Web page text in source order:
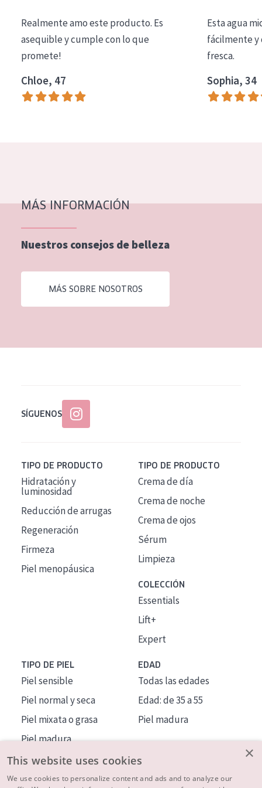
Essentials
Lift+
Expert
Piel madura
Piel menopáusica
EDAD
Realmente amo este producto. Es
asequible y cumple con lo que
promete!
Chloe, 47
Esta agua
fácilmente y
fresca.
Sophia, 34
MÁS INFORMACIÓN
Nuestros consejos de belleza
MÁS SOBRE NOSOTROS
SÍGUENOS
TIPO DE PRODUCTO
Hidratación y
luminosidad
Reducción de arrugas
Regeneración
Firmeza
Piel menopáusica
TIPO DE PRODUCTO
Crema de día
Crema de noche
Crema de ojos
Sérum
Limpieza
COLECCIÓN
Essentials
Lift+
Expert
TIPO DE PIEL
Piel sensible
Piel normal y seca
Piel mixata o grasa
Piel madura
Piel expuesta al sol
Piel menopáusica
EDAD
Todas las edades
Edad: de 35 a 55
Piel madura
×
This website uses cookies
We use cookies to personalize content and ads and to analyze our